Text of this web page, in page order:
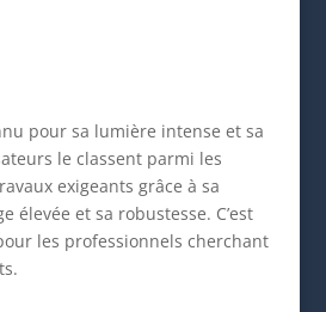
pour sa lumière intense et sa
le classent parmi les
exigeants grâce à sa
élevée et sa robustesse. C’est
les professionnels cherchant